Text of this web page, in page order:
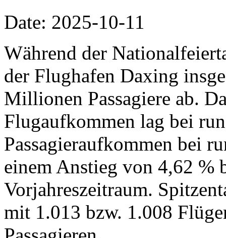
Date: 2025-10-11
Während der
der Flughafen Daxing
Millionen Passagiere ab.
Flugaufkommen lag bei
Passagieraufkommen bei
einem Anstieg von 4,62 %
Vorjahreszeitraum.
mit 1.013 bzw. 1.008